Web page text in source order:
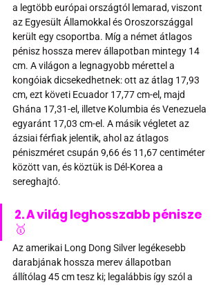
a legtöbb európai országtól lemarad, viszont
az Egyesült Államokkal és Oroszországgal
került egy csoportba. Míg a német átlagos
pénisz hossza merev állapotban mintegy 14
cm. A világon a legnagyobb mérettel a
kongóiak dicsekedhetnek: ott az átlag 17,93
cm, ezt követi Ecuador 17,77 cm-el, majd
Ghána 17,31-el, illetve Kolumbia és Venezuela
egyaránt 17,03 cm-el. A másik végletet az
ázsiai férfiak jelentik, ahol az átlagos
péniszméret csupán 9,66 és 11,67 centiméter
között van, és köztük is Dél-Korea a
sereghajtó.
2. A világ leghosszabb pénisze
🥇
Az amerikai Long Dong Silver legékesebb
darabjának hossza merev állapotban
állítólag 45 cm tesz ki; legalábbis így szól a